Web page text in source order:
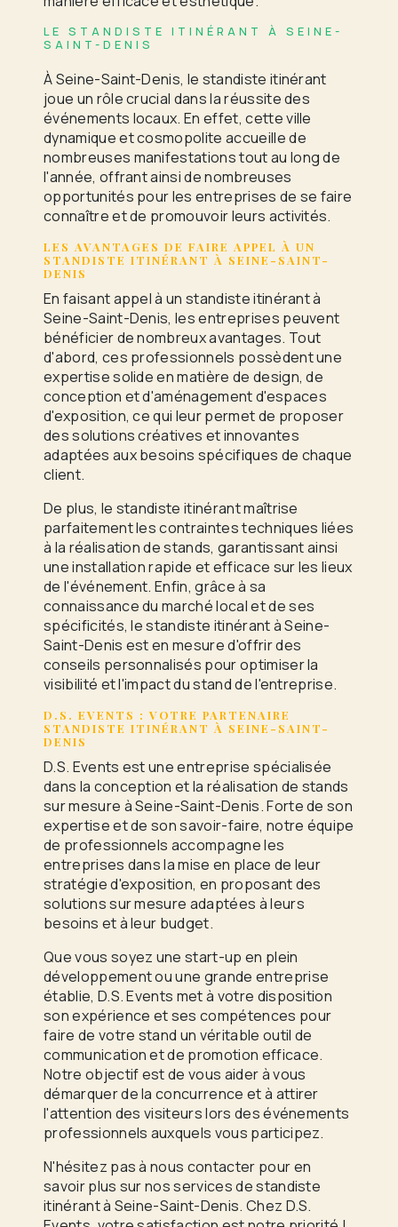
LE STANDISTE ITINÉRANT À SEINE-
SAINT-DENIS
À Seine-Saint-Denis, le standiste itinérant
joue un rôle crucial dans la réussite des
événements locaux. En effet, cette ville
dynamique et cosmopolite accueille de
nombreuses manifestations tout au long de
l'année, offrant ainsi de nombreuses
opportunités pour les entreprises de se faire
connaître et de promouvoir leurs activités.
LES AVANTAGES DE FAIRE APPEL À UN
STANDISTE ITINÉRANT À SEINE-SAINT-
DENIS
En faisant appel à un standiste itinérant à
Seine-Saint-Denis, les entreprises peuvent
bénéficier de nombreux avantages. Tout
d'abord, ces professionnels possèdent une
expertise solide en matière de design, de
conception et d'aménagement d'espaces
d'exposition, ce qui leur permet de proposer
des solutions créatives et innovantes
adaptées aux besoins spécifiques de chaque
client.
De plus, le standiste itinérant maîtrise
parfaitement les contraintes techniques liées
à la réalisation de stands, garantissant ainsi
une installation rapide et efficace sur les lieux
de l'événement. Enfin, grâce à sa
connaissance du marché local et de ses
spécificités, le standiste itinérant à Seine-
Saint-Denis est en mesure d'offrir des
conseils personnalisés pour optimiser la
visibilité et l'impact du stand de l'entreprise.
D.S. EVENTS : VOTRE PARTENAIRE
STANDISTE ITINÉRANT À SEINE-SAINT-
DENIS
D.S. Events est une entreprise spécialisée
dans la conception et la réalisation de stands
sur mesure à Seine-Saint-Denis. Forte de son
expertise et de son savoir-faire, notre équipe
de professionnels accompagne les
entreprises dans la mise en place de leur
stratégie d'exposition, en proposant des
solutions sur mesure adaptées à leurs
besoins et à leur budget.
Que vous soyez une start-up en plein
développement ou une grande entreprise
établie, D.S. Events met à votre disposition
son expérience et ses compétences pour
faire de votre stand un véritable outil de
communication et de promotion efficace.
Notre objectif est de vous aider à vous
démarquer de la concurrence et à attirer
l'attention des visiteurs lors des événements
professionnels auxquels vous participez.
N'hésitez pas à nous contacter pour en
savoir plus sur nos services de standiste
itinérant à Seine-Saint-Denis. Chez D.S.